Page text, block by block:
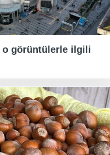
o görüntülerle ilgili